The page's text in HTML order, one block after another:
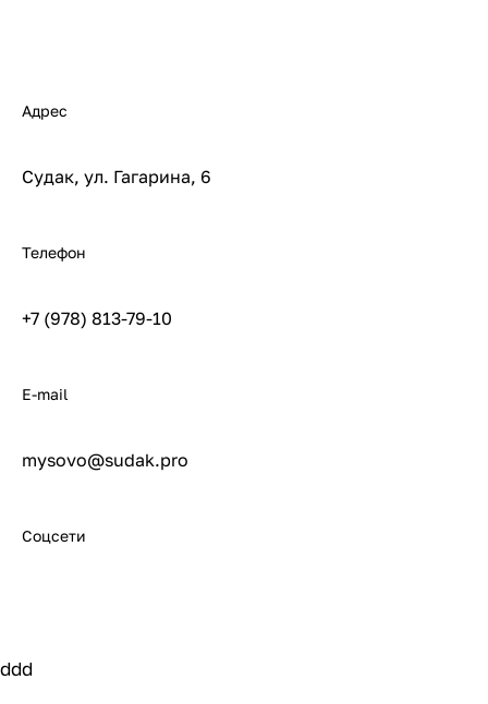
Адрес
Судак, ул. Гагарина, 6
Телефон
+7 (978) 813-79-10
E-mail
mysovo@sudak.pro
Соцсети
ddd